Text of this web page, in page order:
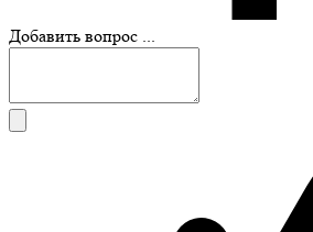
Добавить вопрос ...